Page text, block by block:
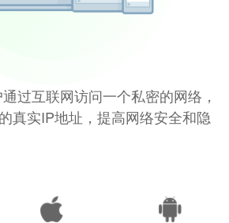
过互联网访问一个私密的网络，
真实IP地址，提高网络安全和隐